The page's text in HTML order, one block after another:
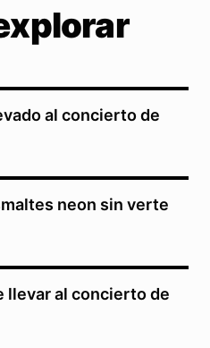
al concierto de
neon sin verte
llevar al concierto de